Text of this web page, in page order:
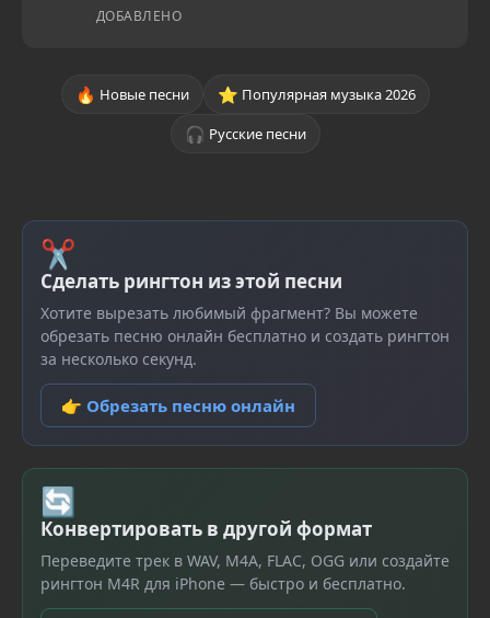
ДОБАВЛЕНО
🔥 Новые песни ⭐ Популярная музыка 2026
🎧 Русские песни
✂
Сделать рингтон из этой песни
Хотите вырезать любимый фрагмент? Вы можете
обрезать песню онлайн бесплатно и создать рингтон
за несколько секунд.
👉 Обрезать песню онлайн
🔄
Конвертировать в другой формат
Переведите трек в WAV, M4A, FLAC, OGG или создайте
рингтон M4R для iPhone — быстро и бесплатно.